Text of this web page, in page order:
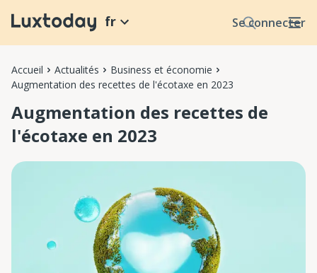
Se connecter
fr
Accueil Actualités
Business et économie
Augmentation des recettes de l'écotaxe en 2023
Augmentation des recettes de
l'écotaxe en 2023